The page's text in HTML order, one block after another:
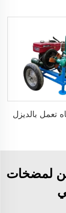
تعمل بالديزل
لمضخات